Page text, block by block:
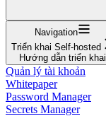
Navigation
Triển khai Self-hosted
Hướng dẫn triển khai
Quản lý tài khoản
Whitepaper
Password Manager
Secrets Manager